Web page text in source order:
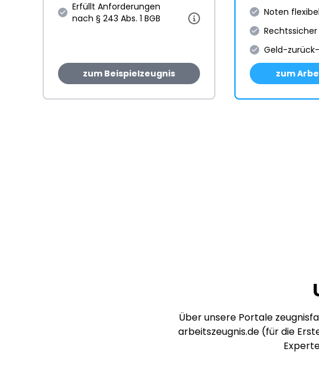
Erfüllt Anforderungen
nach § 243 Abs. 1 BGB
zum Beispielzeugnis
Noten
Geld-
zum
Über unsere Portale
arbeitszeugnis.de (für die